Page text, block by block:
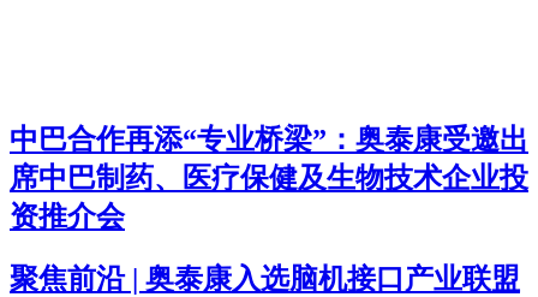
中巴合作再添“专业桥梁”：奥泰康受邀出
席中巴制药、医疗保健及生物技术企业投
资推介会
聚焦前沿 | 奥泰康入选脑机接口产业联盟